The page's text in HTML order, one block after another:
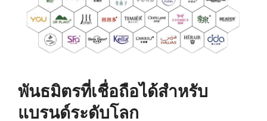
พันธมิตรที่เชื่อถือได้สำหรับ
แบรนด์ระดับโลก